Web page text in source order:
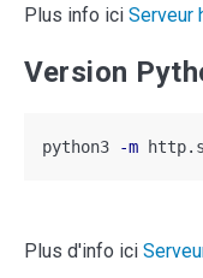
Plus info ici Serveur
Version
python3 -m
Plus d'info ici